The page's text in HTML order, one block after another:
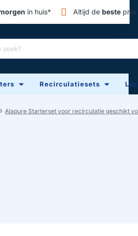
in huis* Altijd de beste prijs
Recirculatiesets
Alapure Starterset voor recirculatie geschikt